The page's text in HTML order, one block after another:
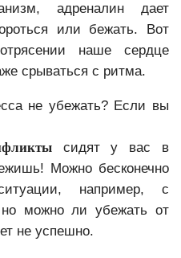
адреналин дает
или бежать. Вот
наше сердце
срываться с ритма.
не убежать? Если вы
сидят у вас в
Можно бесконечно
например, с
можно ли убежать от
не успешно.